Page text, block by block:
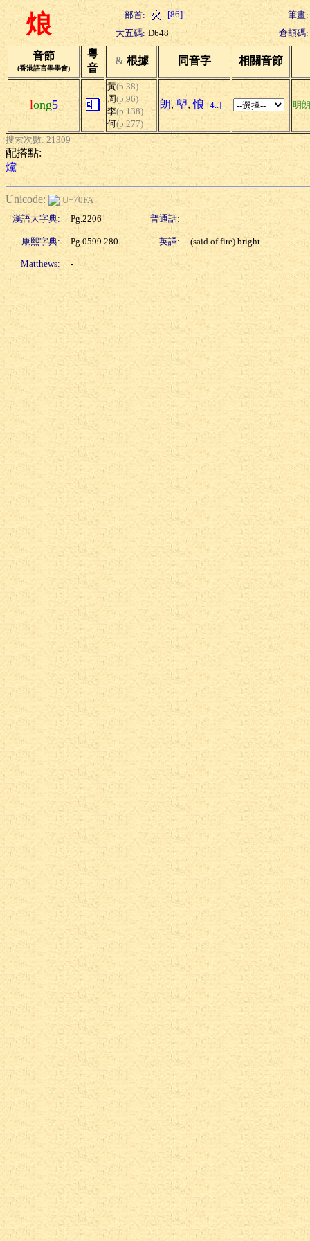
烺 部首: [86]
筆畫:
大五碼: D648 倉頡碼:
音節
(香港語言學學會)
粵
音
& 根據 同音字 相關音節
long5
黃(p.38)
周(p.96)
李(p.138)
何(p.277)
朗, 塱,悢 [4..] 明朗
搜索次數: 21309
配搭點:
爣
Unicode:
U+70FA
漢語大字典:
Pg.2206 普通話:
康熙字典: Pg.0599.280 英譯: (said of fire) bright
Matthews: -